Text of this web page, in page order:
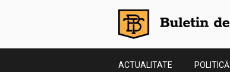
ACTUALITATE POLITICĂ